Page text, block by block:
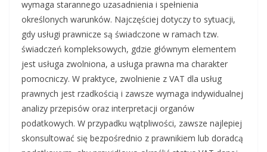
wymaga starannego uzasadnienia i spełnienia
określonych warunków. Najczęściej dotyczy to sytuacji,
gdy usługi prawnicze są świadczone w ramach tzw.
świadczeń kompleksowych, gdzie głównym elementem
jest usługa zwolniona, a usługa prawna ma charakter
pomocniczy. W praktyce, zwolnienie z VAT dla usług
prawnych jest rzadkością i zawsze wymaga indywidualnej
analizy przepisów oraz interpretacji organów
podatkowych. W przypadku wątpliwości, zawsze najlepiej
skonsultować się bezpośrednio z prawnikiem lub doradcą